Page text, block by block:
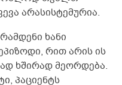
არასისტემურია.
ხანი
რით არის ის
ხშირად მეორდება.
პაციენტს